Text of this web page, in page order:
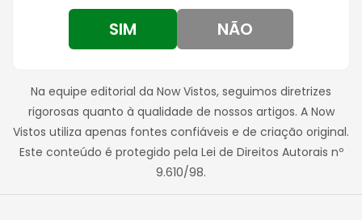
SIM NÃO
Na equipe editorial da Now Vistos, seguimos diretrizes
rigorosas quanto à qualidade de nossos artigos. A Now
Vistos utiliza apenas fontes confiáveis e de criação original.
Este conteúdo é protegido pela Lei de Direitos Autorais nº
9.610/98.